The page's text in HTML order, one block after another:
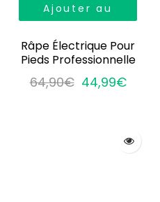
Ajouter au
Râpe Électrique Pour
Pieds Professionnelle
64,90€ 44,99€